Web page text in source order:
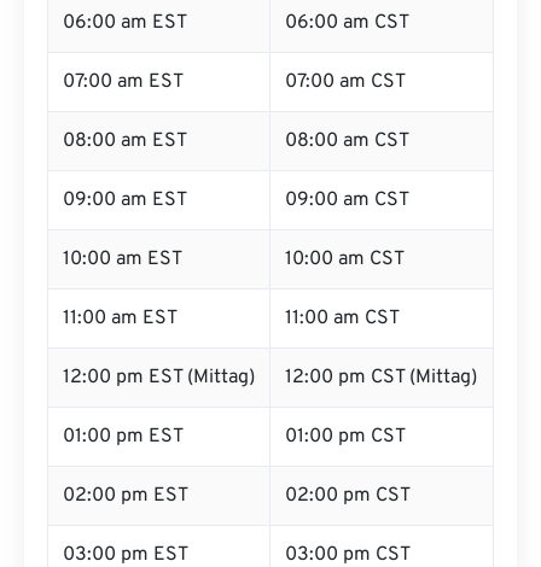
06:00 am EST 06:00 am CST
07:00 am EST 07:00 am CST
08:00 am EST 08:00 am CST
09:00 am EST 09:00 am CST
10:00 am EST 10:00 am CST
11:00 am EST 11:00 am CST
12:00 pm EST (Mittag) 12:00 pm CST (Mittag)
01:00 pm EST 01:00 pm CST
02:00 pm EST 02:00 pm CST
03:00 pm EST 03:00 pm CST